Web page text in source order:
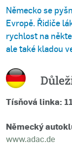
Německo se
Evropě. Řidiče
rychlost na
ale také kladou
Tísňová linka:
Německý
www.adac.de